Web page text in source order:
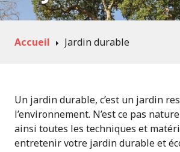
Accueil Jardin durable
Un jardin durable, c’est un jardin
l’environnement. N’est ce pas
ainsi toutes les techniques et
entretenir votre jardin durable et